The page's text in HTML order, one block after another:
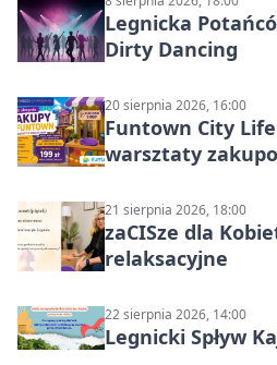
Legnicka
Dirty Dancing
20 sierpnia 2026, 16:00
Funtown City
warsztaty
21 sierpnia 2026, 18:00
zaCISze dla
relaksacyjne
22 sierpnia 2026, 14:00
Legnicki Spływ